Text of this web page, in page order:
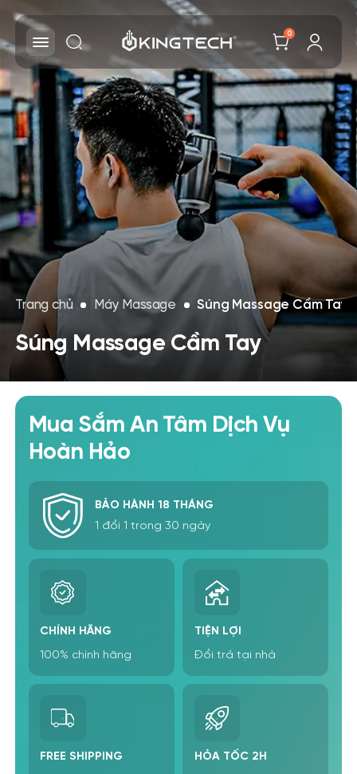
0
Trang chủ Máy Massage Súng Massage Cầm Tay
Súng Massage Cầm Tay
Mua Sắm An Tâm Dịch Vụ
Hoàn Hảo
BẢO HÀNH 18 THÁNG
1 đổi 1 trong 30 ngày
TIỆN LỢI
Đổi trả tại nhà
FREE SHIPPING HỎA TỐC 2H
CHÍNH HÃNG
100% chính hãng